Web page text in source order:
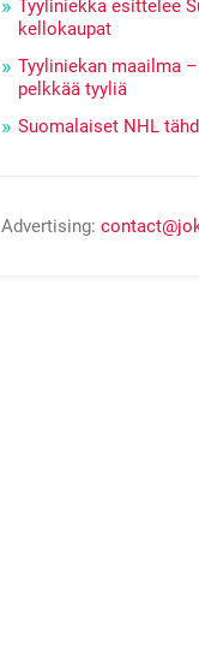
Tyyliniekka esittelee
kellokaupat
Tyyliniekan maailma
pelkkää tyyliä
Suomalaiset NHL
Advertising: